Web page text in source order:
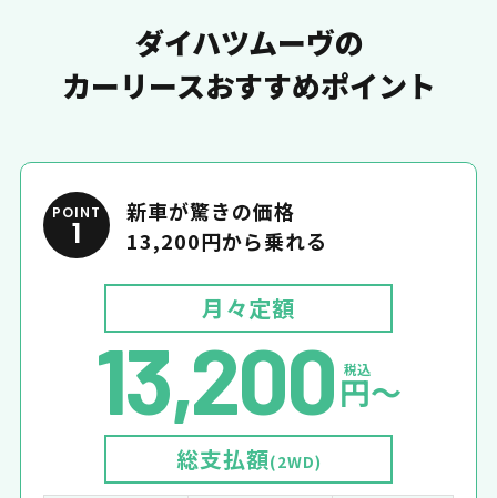
ダイハツムーヴの
カーリースおすすめポイント
POINT
1
新車が驚きの価格
13,200円から乗れる
月々定額
13,200 税込
円〜
総支払額(2WD)